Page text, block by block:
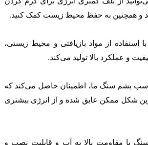
و همچنین به حفظ محیط زیست کمک کنید.
با استفاده از مواد بازیافتی و محیط زیستی،
و عملکرد بالا تولید می‌کند.
پشم سنگ ما، اطمینان حاصل می‌کند که
شکل ممکن عایق شده و از انرژی بیشتری
سنگ با مقاومت بالا به آب و قابلیت نصب و